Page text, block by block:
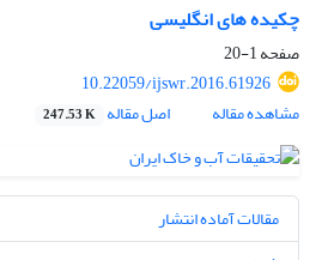
چکیده های انگلیسی
صفحه1-20
10.22059/ijswr.2016.61926
مشاهده مقاله
اصل مقاله 247.53 K
مقالات آماده انتشار